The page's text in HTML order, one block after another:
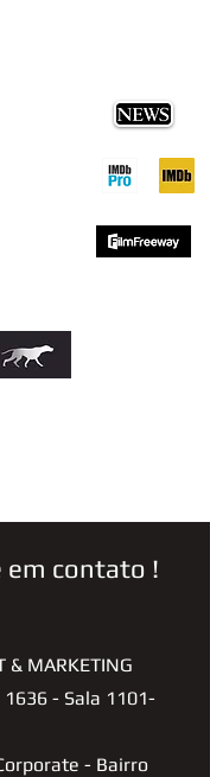
contato !
& MARKETING
- Sala 1101-
- Bairro